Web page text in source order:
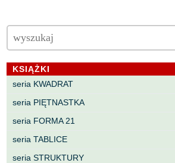
KSIĄŻKI
seria KWADRAT
seria PIĘTNASTKA
seria FORMA 21
seria TABLICE
seria STRUKTURY